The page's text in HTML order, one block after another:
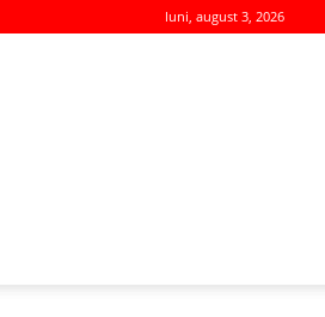
luni, august 3, 2026